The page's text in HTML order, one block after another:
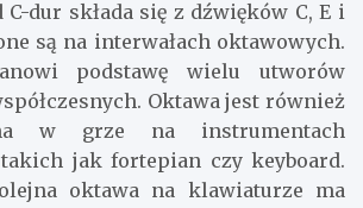
C-dur składa się z dźwięków C, E i
są na interwałach oktawowych.
podstawę wielu utworów
Oktawa jest również
w grze na instrumentach
jak fortepian czy keyboard.
oktawa na klawiaturze ma